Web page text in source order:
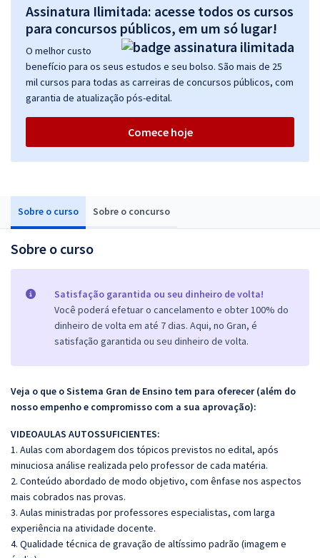
Sobre o curso Sobre o concurso
Sobre o curso
Satisfação garantida ou seu dinheiro de volta!
Você poderá efetuar o cancelamento e obter 100% do
dinheiro de volta em até 7 dias. Aqui, no Gran, é
satisfação garantida ou seu dinheiro de volta.
Veja o que o Sistema Gran de Ensino tem para oferecer (além do
nosso empenho e compromisso com a sua aprovação):
VIDEOAULAS AUTOSSUFICIENTES:
1. Aulas com abordagem dos tópicos previstos no edital, após
minuciosa análise realizada pelo professor de cada matéria.
2. Conteúdo abordado de modo objetivo, com ênfase nos aspectos
mais cobrados nas provas.
3. Aulas ministradas por professores especialistas, com larga
experiência na atividade docente.
4. Qualidade técnica de gravação de altíssimo padrão (imagem e
Assinatura Ilimitada: acesse todos os cursos
para concursos públicos, em um só lugar!
O melhor custo
benefício para os seus estudos e seu bolso. São mais de 25
mil cursos para todas as carreiras de concursos públicos, com
garantia de atualização pós-edital.
Comece hoje